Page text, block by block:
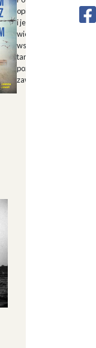
opisu historii Górnego
i jego mieszkańców w
wieku oraz zapisu
wspomnień
tamtych terenów, które
pozwalają lepiej
zawiłe koleje losu